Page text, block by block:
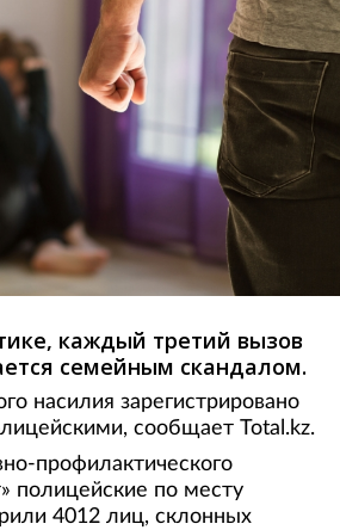
каждый третий вызов
семейным скандалом.
насилия зарегистрировано
сообщает Total.kz.
профилактического
полицейские по месту
4012 лиц, склонных